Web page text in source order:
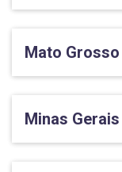
Mato
Minas Gerais